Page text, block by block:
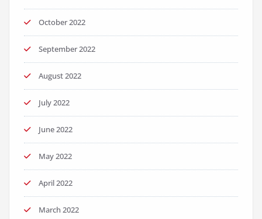
October 2022
September 2022
August 2022
July 2022
June 2022
May 2022
April 2022
March 2022